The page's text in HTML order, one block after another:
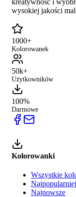
kreatywność i
wysokiej jakości
1000+
Kolorowanek
50k+
Użytkowników
100%
Darmowe
Kolorowanki
Wszystkie
Najnowsze